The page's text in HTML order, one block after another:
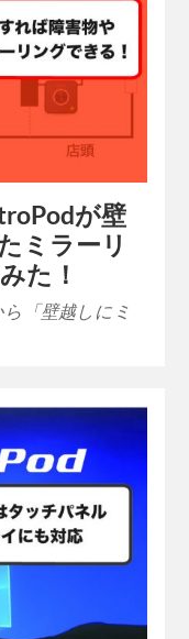
が壁
ミラーリ
た！
「壁越しにミ